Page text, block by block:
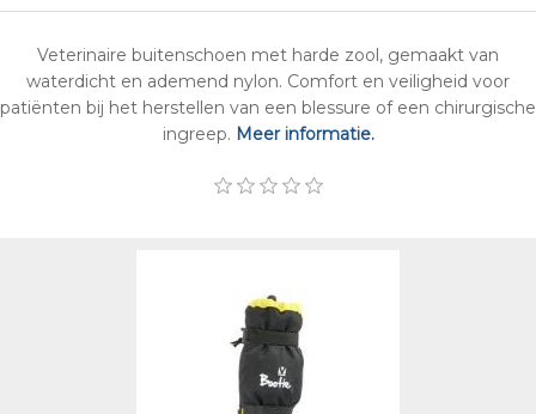
Veterinaire buitenschoen met harde zool, gemaakt van
waterdicht en ademend nylon. Comfort en veiligheid voor
patiënten bij het herstellen van een blessure of een chirurgische
ingreep. Meer informatie.